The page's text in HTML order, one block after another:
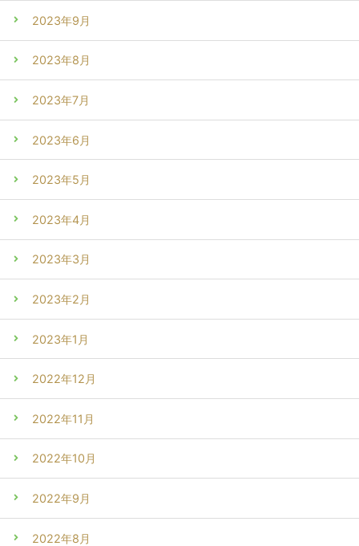
2023年9月
2023年8月
2023年7月
2023年6月
2023年5月
2023年4月
2023年3月
2023年2月
2023年1月
2022年12月
2022年11月
2022年10月
2022年9月
2022年8月